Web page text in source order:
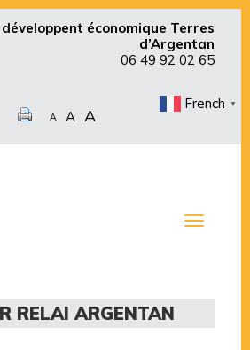
économique Terres
d’Argentan
06 49 92 02 65
A A A
French ▼
Toggle
RELAI ARGENTAN